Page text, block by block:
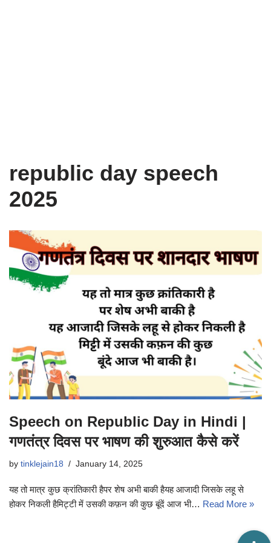
republic day speech
2025
Speech on Republic Day in Hindi |
गणतंत्र दिवस पर भाषण की शुरुआत कैसे करें
by tinklejain18 January 14, 2025
यह तो मात्र कुछ क्रांतिकारी हैपर शेष अभी बाकी हैयह आजादी जिसके लहू से
होकर निकली हैमिट्टी में उसकी कफ़न की कुछ बूंदें आज भी… Read More »